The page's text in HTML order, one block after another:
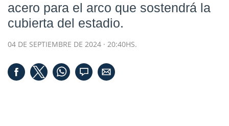
acero para el arco que sostendrá la
cubierta del estadio.
04 DE SEPTIEMBRE DE 2024 · 20:40HS.